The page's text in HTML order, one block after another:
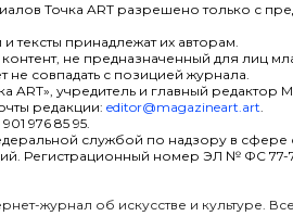
Точка ART разрешено только с
тексты принадлежат их авторам.
не предназначенный для лиц
совпадать с позицией журнала.
ART», учредитель и главный редактор
редакции: editor@magazineart.art.
976 85 95.
службой по надзору в
Регистрационный номер ЭЛ № ФС 77-
журнал об искусстве и культуре.